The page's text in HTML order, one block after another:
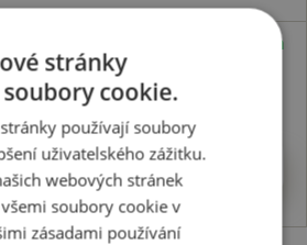
Skladem
Clasic DP420
Koupit
stránky
cookie.
používají soubory
uživatelského zážitku.
webových stránek
soubory cookie v
zásadami používání